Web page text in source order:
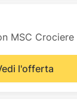
MSC
l'offerta